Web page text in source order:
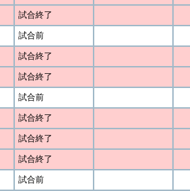
試合終了
試合前
試合終了
試合終了
試合前
試合終了
試合終了
試合終了
試合前